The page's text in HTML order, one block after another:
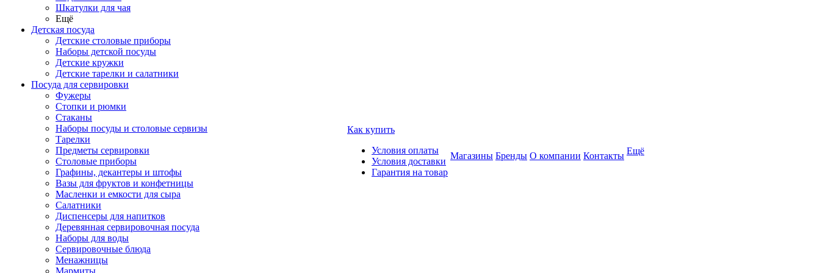
Шкатулки для чая
Ещё
Детская посуда
Детские столовые приборы
Наборы детской посуды
Детские кружки
Детские тарелки и салатники
Посуда для сервировки
Фужеры
Стопки и рюмки
Стаканы
Наборы посуды и столовые сервизы
Тарелки
Предметы сервировки
Столовые приборы
Графины, декантеры и штофы
Вазы для фруктов и конфетницы
Масленки и емкости для сыра
Салатники
Диспенсеры для напитков
Деревянная сервировочная посуда
Наборы для воды
Сервировочные блюда
Менажницы
Мармиты
Как купить
Условия оплаты
Условия доставки
Гарантия на товар
Магазины Бренды О компании Контакты Ещё